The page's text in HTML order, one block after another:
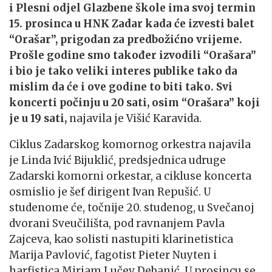
i Plesni odjel Glazbene škole ima svoj termin
15. prosinca u HNK Zadar kada će izvesti balet
“Orašar”, prigodan za predbožićno vrijeme.
Prošle godine smo također izvodili “Orašara”
i bio je tako veliki interes publike tako da
mislim da će i ove godine to biti tako. Svi
koncerti počinju u 20 sati, osim “Orašara” koji
je u 19 sati, najavila je Višić Karavida.
Ciklus Zadarskog komornog orkestra najavila
je Linda Ivić Bijuklić, predsjednica udruge
Zadarski komorni orkestar, a cikluse koncerta
osmislio je šef dirigent Ivan Repušić. U
studenome će, točnije 20. studenog, u Svečanoj
dvorani Sveučilišta, pod ravnanjem Pavla
Zajceva, kao solisti nastupiti klarinetistica
Marija Pavlović, fagotist Pieter Nuyten i